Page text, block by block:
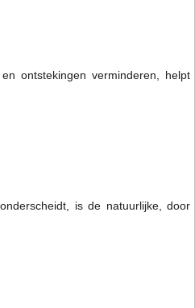
ontstekingen verminderen, helpt
is de natuurlijke, door